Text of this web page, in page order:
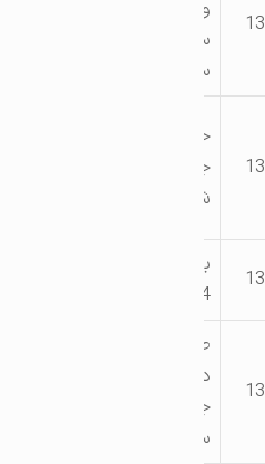
ورودی جاده کله
سرا ذومین سوله
سمت راست
جنب درمانگاه
بلوار دریا-مروارید
طولارود-روبروی
دانشگاه پیام نور-
جنب مسجد
سیدالشهدا